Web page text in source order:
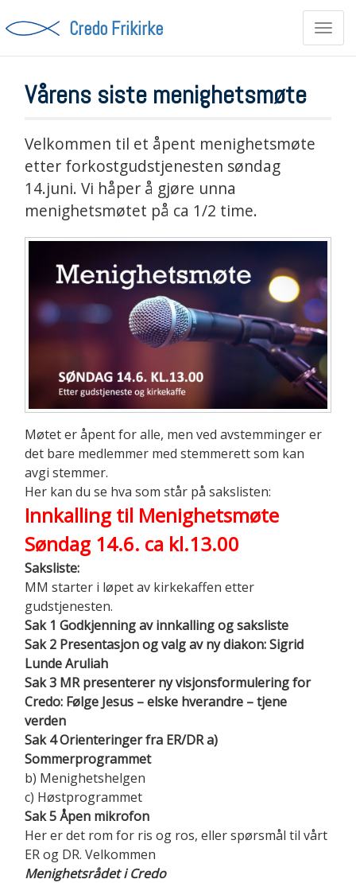
Credo Frikirke
Vårens siste menighetsmøte
Velkommen til et åpent menighetsmøte
etter forkostgudstjenesten søndag
14.juni. Vi håper å gjøre unna
menighetsmøtet på ca 1/2 time.
Møtet er åpent for alle, men ved avstemminger er
det bare medlemmer med stemmerett som kan
avgi stemmer.
Her kan du se hva som står på sakslisten:
Innkalling til Menighetsmøte
Søndag 14.6. ca kl.13.00
Saksliste:
MM starter i løpet av kirkekaffen etter
gudstjenesten.
Sak 1 Godkjenning av innkalling og saksliste
Sak 2 Presentasjon og valg av ny diakon: Sigrid
Lunde Aruliah
Sak 3 MR presenterer ny visjonsformulering for
Credo: Følge Jesus – elske hverandre – tjene
verden
Sak 4 Orienteringer fra ER/DR a)
Sommerprogrammet
b) Menighetshelgen
c) Høstprogrammet
Sak 5 Åpen mikrofon
Her er det rom for ris og ros, eller spørsmål til vårt
ER og DR. Velkommen
Menighetsrådet i Credo